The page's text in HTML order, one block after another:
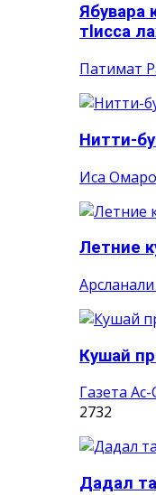
Ябувара
тlисса
Патимат
Нитти-
Иса
Летние
Кушай
Газета
2732
Дадал